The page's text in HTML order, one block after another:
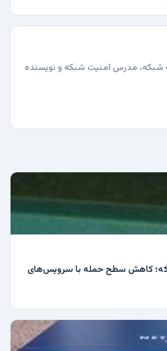
مدرس امنیت شبکه و نویسنده
کاهش سطح حمله با سرویس‌های